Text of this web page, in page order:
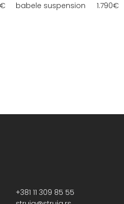
€ babele suspension 1.790€
+381 11 309 85 55